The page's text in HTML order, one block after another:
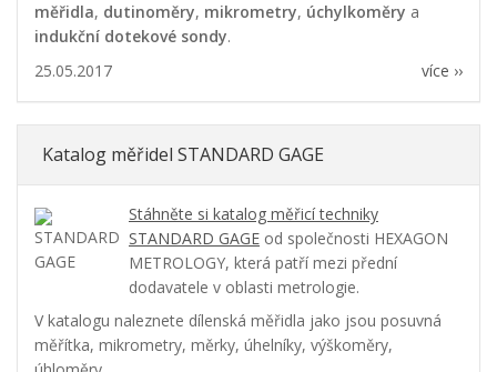
měřidla, dutinoměry, mikrometry, úchylkoměry a
indukční dotekové sondy.
více ››
25.05.2017
Katalog měřidel STANDARD GAGE
Stáhněte si katalog měřicí techniky
STANDARD GAGE od společnosti HEXAGON
METROLOGY, která patří mezi přední
dodavatele v oblasti metrologie.
V katalogu naleznete dílenská měřidla jako jsou posuvná
měřítka, mikrometry, měrky, úhelníky, výškoměry,